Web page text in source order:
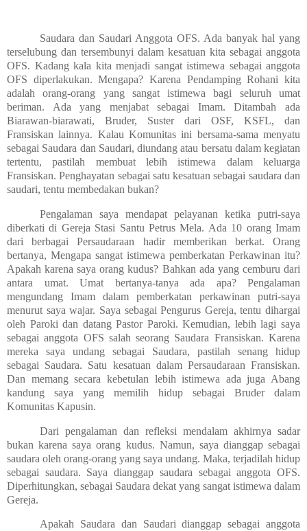
Saudara dan Saudari Anggota OFS. Ada banyak hal yang
terselubung dan tersembunyi dalam kesatuan kita sebagai anggota
OFS. Kadang kala kita menjadi sangat istimewa sebagai anggota
OFS diperlakukan. Mengapa? Karena Pendamping Rohani kita
adalah orang-orang yang sangat istimewa bagi seluruh umat
beriman. Ada yang menjabat sebagai Imam. Ditambah ada
Biarawan-biarawati, Bruder, Suster dari OSF, KSFL, dan
Fransiskan lainnya. Kalau Komunitas ini bersama-sama menyatu
sebagai Saudara dan Saudari, diundang atau bersatu dalam kegiatan
tertentu, pastilah membuat lebih istimewa dalam keluarga
Fransiskan. Penghayatan sebagai satu kesatuan sebagai saudara dan
saudari, tentu membedakan bukan?
Pengalaman saya mendapat pelayanan ketika putri-saya
diberkati di Gereja Stasi Santu Petrus Mela. Ada 10 orang Imam
dari berbagai Persaudaraan hadir memberikan berkat. Orang
bertanya, Mengapa sangat istimewa pemberkatan Perkawinan itu?
Apakah karena saya orang kudus? Bahkan ada yang cemburu dari
antara umat. Umat bertanya-tanya ada apa? Pengalaman
mengundang Imam dalam pemberkatan perkawinan putri-saya
menurut saya wajar. Saya sebagai Pengurus Gereja, tentu dihargai
oleh Paroki dan datang Pastor Paroki. Kemudian, lebih lagi saya
sebagai anggota OFS salah seorang Saudara Fransiskan. Karena
mereka saya undang sebagai Saudara, pastilah senang hidup
sebagai Saudara. Satu kesatuan dalam Persaudaraan Fransiskan.
Dan memang secara kebetulan lebih istimewa ada juga Abang
kandung saya yang memilih hidup sebagai Bruder dalam
Komunitas Kapusin.
Dari pengalaman dan refleksi mendalam akhirnya sadar
bukan karena saya orang kudus. Namun, saya dianggap sebagai
saudara oleh orang-orang yang saya undang. Maka, terjadilah hidup
sebagai saudara. Saya dianggap saudara sebagai anggota OFS.
Diperhitungkan, sebagai Saudara dekat yang sangat istimewa dalam
Gereja.
Apakah Saudara dan Saudari dianggap sebagai anggota